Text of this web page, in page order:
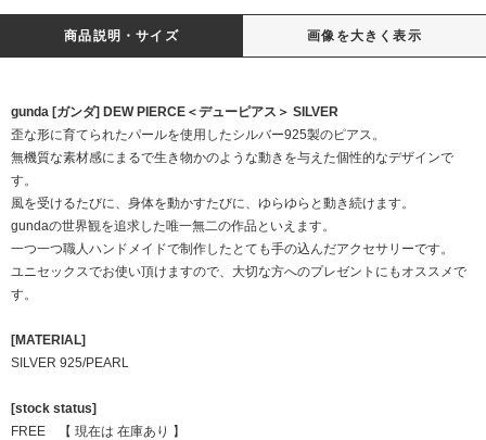
商品説明・サイズ 画像を大きく表示
gunda [ガンダ] DEW PIERCE＜デューピアス＞ SILVER
歪な形に育てられたパールを使用したシルバー925製のピアス。
無機質な素材感にまるで生き物かのような動きを与えた個性的なデザインで
す。
風を受けるたびに、身体を動かすたびに、ゆらゆらと動き続けます。
gundaの世界観を追求した唯一無二の作品といえます。
一つ一つ職人ハンドメイドで制作したとても手の込んだアクセサリーです。
ユニセックスでお使い頂けますので、大切な方へのプレゼントにもオススメで
す。
[MATERIAL]
SILVER 925/PEARL
[stock status]
FREE 【 現在は 在庫あり 】